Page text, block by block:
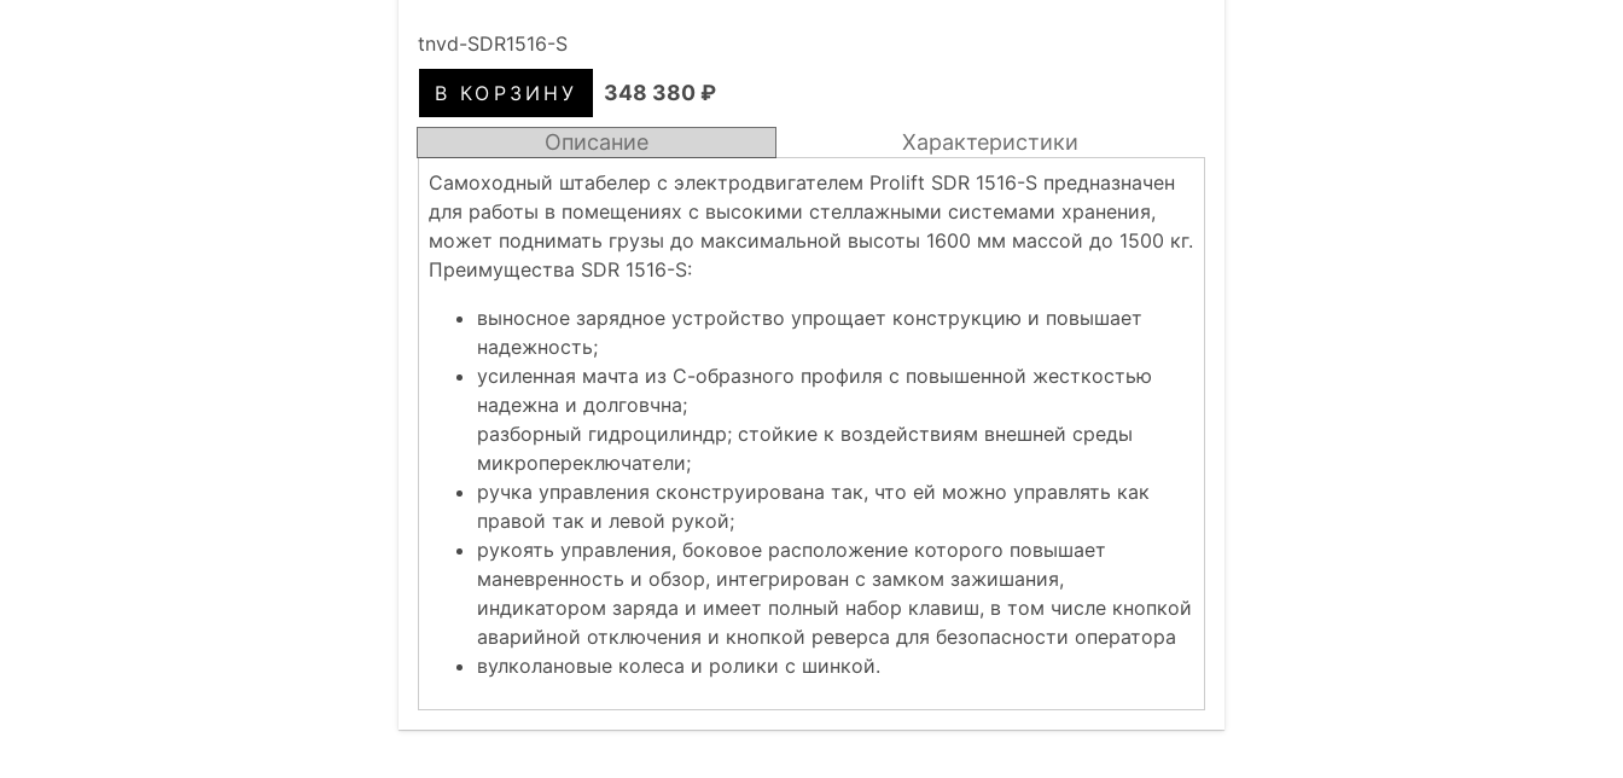
tnvd-SDR1516-S
348 380 ₽
Описание
Самоходный штабелер с электродвигателем Prolift SDR 1516-S предназначен
для работы в помещениях с высокими стеллажными системами хранения,
может поднимать грузы до максимальной высоты 1600 мм массой до 1500 кг.
Преимущества SDR 1516-S:
выносное зарядное устройство упрощает конструкцию и повышает
надежность;
усиленная мачта из С-образного профиля c повышенной жесткостью
надежна и долговчна;
разборный гидроцилиндр; стойкие к воздействиям внешней среды
микропереключатели;
ручка управления сконструирована так, что ей можно управлять как
правой так и левой рукой;
рукоять управления, боковое расположение которого повышает
маневренность и обзор, интегрирован с замком зажишания,
индикатором заряда и имеет полный набор клавиш, в том числе кнопкой
аварийной отключения и кнопкой реверса для безопасности оператора
вулколановые колеса и ролики с шинкой.
Характеристики